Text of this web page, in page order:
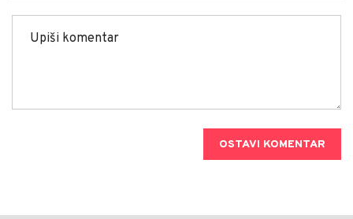
OSTAVI KOMENTAR